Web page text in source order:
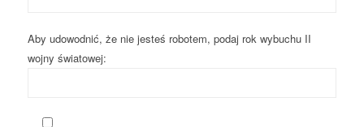
Aby udowodnić, że nie jesteś robotem, podaj rok wybuchu II
wojny światowej: